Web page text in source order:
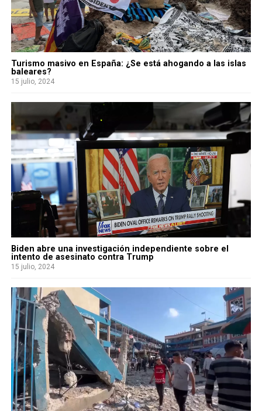
Turismo masivo en España: ¿Se está ahogando a las islas
baleares?
15 julio, 2024
Biden abre una investigación independiente sobre el
intento de asesinato contra Trump
15 julio, 2024